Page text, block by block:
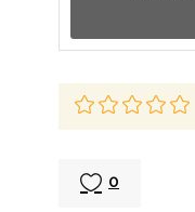
0